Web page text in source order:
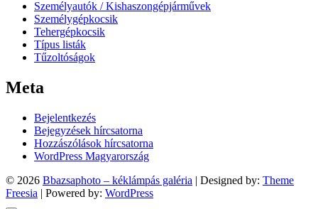
Személyautók / Kishaszongépjárművek
Személygépkocsik
Tehergépkocsik
Típus listák
Tűzoltóságok
Meta
Bejelentkezés
Bejegyzések hírcsatorna
Hozzászólások hírcsatorna
WordPress Magyarország
© 2026 Bbazsaphoto – kéklámpás galéria | Designed by: Theme
Freesia | Powered by: WordPress